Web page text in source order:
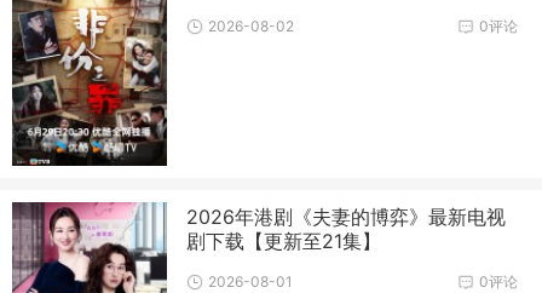
0评论
2026-08-02
2026年港剧《夫妻的博弈》最新电视
剧下载【更新至21集】
0评论
2026-08-01